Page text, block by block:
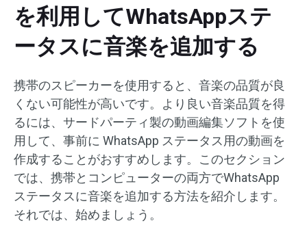
を利用してWhatsAppステ
ータスに音楽を追加する
携帯のスピーカーを使用すると、音楽の品質が良
くない可能性が高いです。より良い音楽品質を得
るには、サードパーティ製の動画編集ソフトを使
用して、事前に WhatsApp ステータス用の動画を
作成することがおすすめします。このセクション
では、携帯とコンピューターの両方でWhatsApp
ステータスに音楽を追加する方法を紹介します。
それでは、始めましょう。